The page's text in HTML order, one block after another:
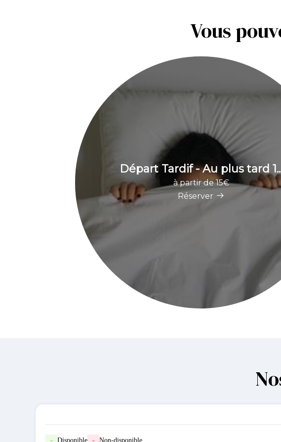
Vous
Départ Tardif - Au plus tard
à partir de 15€
Réserver
- Disponible - Non-disponible